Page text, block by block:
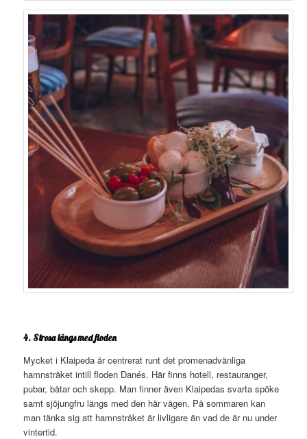
4. Strosa längs med floden
Mycket i Klaipeda är centrerat runt det promenadvänliga
hamnstråket intill floden Danés. Här finns hotell, restauranger,
pubar, båtar och skepp. Man finner även Klaipedas svarta spöke
samt sjöjungfru längs med den här vägen. På sommaren kan
man tänka sig att hamnstråket är livligare än vad de är nu under
vintertid.